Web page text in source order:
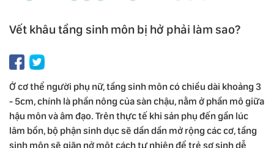
Vết khâu tầng sinh môn bị hở phải làm sao?
Ở cơ thể người phụ nữ, tầng sinh môn có chiều dài khoảng 3
- 5cm, chính là phần nông của sàn chậu, nằm ở phần mô giữa
hậu môn và âm đạo. Trên thực tế khi sản phụ đến gần lúc
lâm bồn, bộ phận sinh dục sẽ dần dần mở rộng các cơ, tầng
sinh môn sẽ giãn nở một cách tự nhiên để trẻ sơ sinh dễ